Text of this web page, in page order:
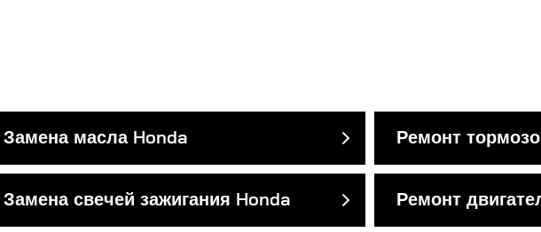
Замена масла Honda Ремонт
Замена свечей зажигания Honda Ремонт